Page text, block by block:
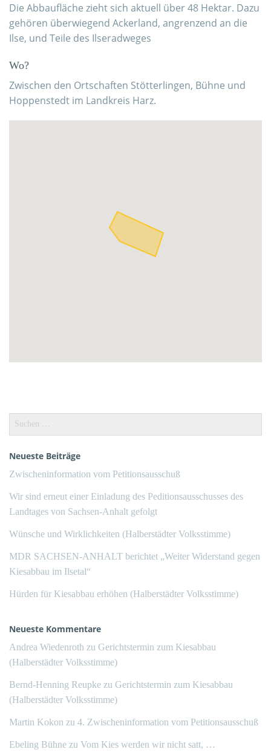
Die Abbaufläche zieht sich aktuell über 48 Hektar. Dazu
gehören überwiegend Ackerland, angrenzend an die
Ilse, und Teile des Ilseradweges
Wo?
Zwischen den Ortschaften Stötterlingen, Bühne und
Hoppenstedt im Landkreis Harz.
Suchen
Neueste Beiträge
Zwischeninformation vom Petitionsausschuß
Wir sind erneut einer Einladung des Peditionsausschusses des
Landtages von Sachsen-Anhalt gefolgt
Wünsche und Wirklichkeiten (Halberstädter Volksstimme)
MDR SACHSEN-ANHALT berichtet „Weiter Widerstand gegen
Kiesabbau im Ilsetal“
Hürden für Kiesabbau erhöhen (Halberstädter Volksstimme)
Neueste Kommentare
Andrea Wiedenroth zu Gerichtstermin zum Kiesabbau
(Halberstädter Volksstimme)
Bernd-Henning Reupke zu Gerichtstermin zum Kiesabbau
(Halberstädter Volksstimme)
Martin Kokon zu 4. Zwischeninformation vom Petitionsausschuß
Ebeling Bühne zu Vom Kies werden wir nicht satt, …